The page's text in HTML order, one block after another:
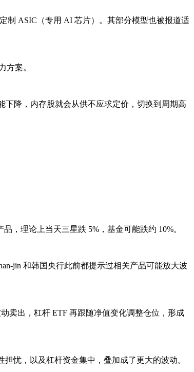
制 ASIC（专用 AI 芯片）。其部分模型也被报道适
方案。
降，内存股就会从供不应求定价，切换到周期高
，理论上当天三星跌 5%，基金可能跌约 10%。
jin 和韩国央行此前都提示过相关产品可能放大波
卖出，杠杆 ETF 再跟随净值变化调整仓位，形成
忧，以及杠杆资金集中，叠加成了更大的波动。